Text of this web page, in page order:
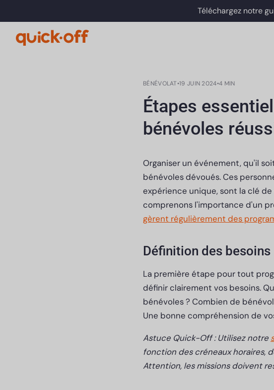
Téléchargez notre
BÉNÉVOLAT•19 JUIN 2024•4 MIN
Étapes
bénévoles
Organiser un événement, qu'il
bénévoles dévoués. Ces
expérience unique, sont la clé
comprenons l'importance d'un
gèrent régulièrement des
Définition des besoins
La première étape pour tout
définir clairement vos besoins.
bénévoles ? Combien de
Une bonne compréhension de
Astuce Quick-Off : Utilisez notre
fonction des créneaux horaires,
Attention, les missions doivent